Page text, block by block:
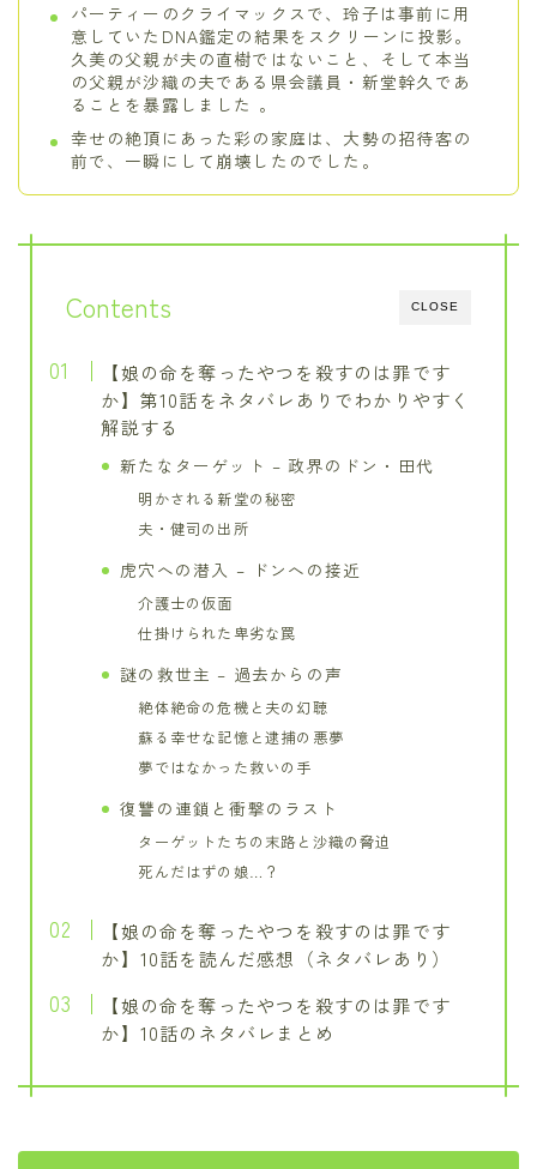
パーティーのクライマックスで、玲子は事前に用
意していたDNA鑑定の結果をスクリーンに投影。
久美の父親が夫の直樹ではないこと、そして本当
の父親が沙織の夫である県会議員・新堂幹久であ
ることを暴露しました 。
幸せの絶頂にあった彩の家庭は、大勢の招待客の
前で、一瞬にして崩壊したのでした。
CLOSE
Contents
【娘の命を奪ったやつを殺すのは罪です
か】第10話をネタバレありでわかりやすく
解説する
新たなターゲット – 政界のドン・田代
明かされる新堂の秘密
夫・健司の出所
虎穴への潜入 – ドンへの接近
介護士の仮面
仕掛けられた卑劣な罠
謎の救世主 – 過去からの声
絶体絶命の危機と夫の幻聴
蘇る幸せな記憶と逮捕の悪夢
夢ではなかった救いの手
復讐の連鎖と衝撃のラスト
ターゲットたちの末路と沙織の脅迫
死んだはずの娘…？
【娘の命を奪ったやつを殺すのは罪です
か】10話を読んだ感想（ネタバレあり）
【娘の命を奪ったやつを殺すのは罪です
か】10話のネタバレまとめ